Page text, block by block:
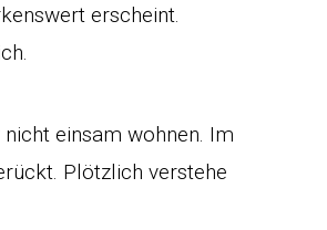
erscheint.
einsam wohnen. Im
Plötzlich verstehe